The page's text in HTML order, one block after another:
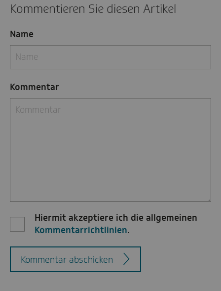
Kommentieren Sie diesen Artikel
Name
Kommentar
Hiermit akzeptiere ich die allgemeinen
Kommentarrichtlinien.
Kommentar abschicken